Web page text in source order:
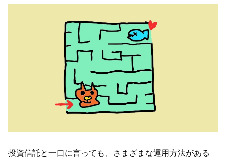
投資信託と一口に言っても、さまざまな運用方法がある